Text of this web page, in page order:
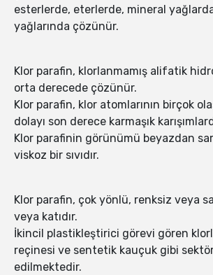
esterlerde, eterlerde, mineral
yağlarında çözünür.
Klor parafin, klorlanmamış alifatik
orta derecede çözünür.
Klor parafin, klor atomlarının birçok
dolayı son derece karmaşık
Klor parafinin görünümü beyazdan
viskoz bir sıvıdır.
Klor parafin, çok yönlü, renksiz veya
veya katıdır.
İkincil plastikleştirici görevi gören
reçinesi ve sentetik kauçuk gibi
edilmektedir.